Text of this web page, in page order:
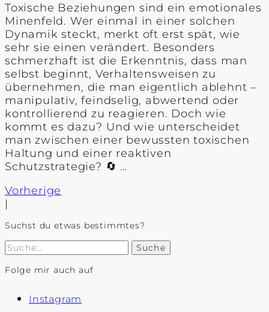
Toxische Beziehungen sind ein emotionales
Minenfeld. Wer einmal in einer solchen
Dynamik steckt, merkt oft erst spät, wie
sehr sie einen verändert. Besonders
schmerzhaft ist die Erkenntnis, dass man
selbst beginnt, Verhaltensweisen zu
übernehmen, die man eigentlich ablehnt –
manipulativ, feindselig, abwertend oder
kontrollierend zu reagieren. Doch wie
kommt es dazu? Und wie unterscheidet
man zwischen einer bewussten toxischen
Haltung und einer reaktiven
Schutzstrategie? 🔄 …
Vorherige
|
Suchst du etwas bestimmtes?
Suche
Folge mir auch auf
Instagram